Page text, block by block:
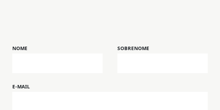
NOME SOBRENOME
E-MAIL